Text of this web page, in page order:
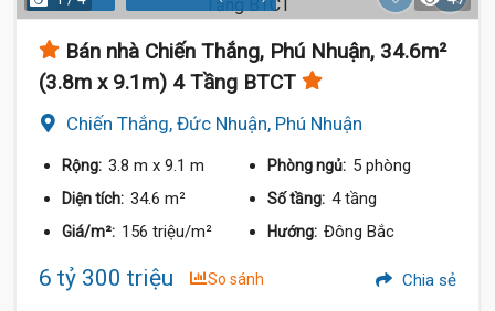
Bán nhà Chiến Thắng, Phú Nhuận, 34.6m²
(3.8m x 9.1m) 4 Tầng BTCT
Chiến Thắng, Đức Nhuận, Phú Nhuận
Rộng: 3.8 m x 9.1 m Phòng ngủ: 5 phòng
Diện tích: 34.6 m² Số tầng: 4 tầng
Giá/m²: 156 triệu/m² Hướng: Đông Bắc
6 tỷ 300 triệu So sánh Chia sẻ